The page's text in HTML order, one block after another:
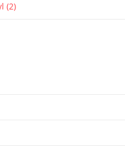
(2)